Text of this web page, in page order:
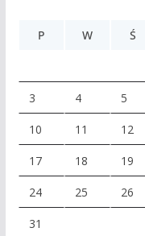
P
W Ś
3 4 5
10 11 12
17 18 19
24 25 26
31